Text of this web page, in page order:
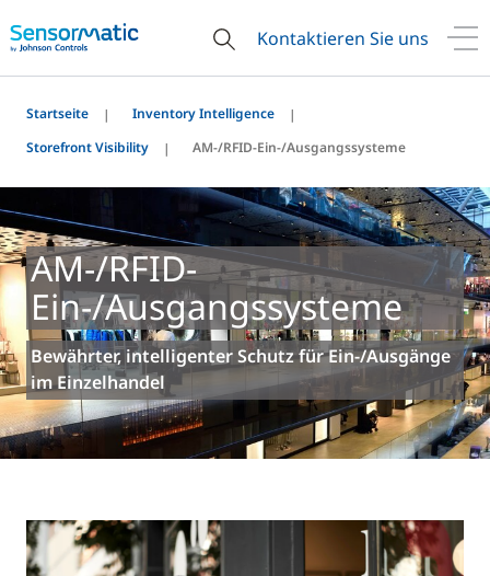
Kontaktieren Sie uns
Startseite
Inventory Intelligence
Storefront Visibility
AM-/RFID-Ein-/Ausgangssysteme
AM-/RFID-
Ein-/Ausgangssysteme
Bewährter, intelligenter Schutz für Ein-/Ausgänge
im Einzelhandel